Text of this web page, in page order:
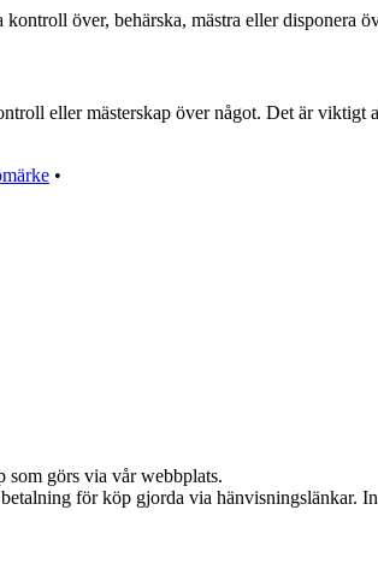
kontroll över, behärska, mästra eller disponera
eller mästerskap över något. Det är viktigt
•
görs via vår webbplats.
för köp gjorda via hänvisningslänkar.